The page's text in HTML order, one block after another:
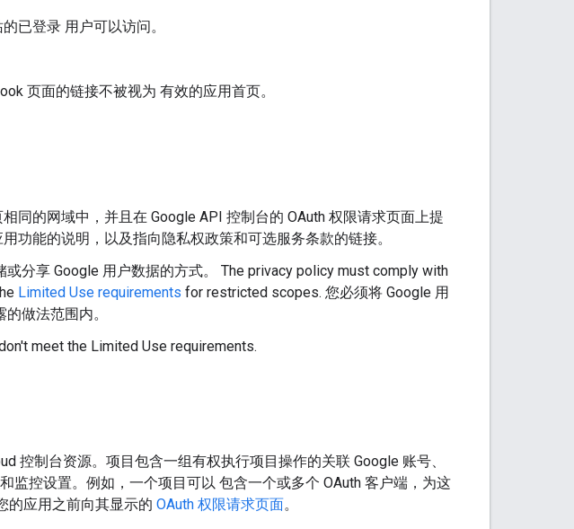
已登录 用户可以访问。
页面的链接不被视为 有效的应用首页。
同的网域中，并且在 Google API 控制台的 OAuth 权限请求页面上提
功能的说明，以及指向隐私权政策和可选服务条款的链接。
或分享 Google 用户数据的方式。 The privacy policy must comply with
Limited Use requirements for restricted scopes. 您必须将 Google 用
做法范围内。
meet the Limited Use requirements.
控制台资源。项目包含一组有权执行项目操作的关联 Google 账号、
监控设置。例如，一个项目可以 包含一个或多个 OAuth 客户端，为这
的应用之前向其显示的 OAuth 权限请求页面。